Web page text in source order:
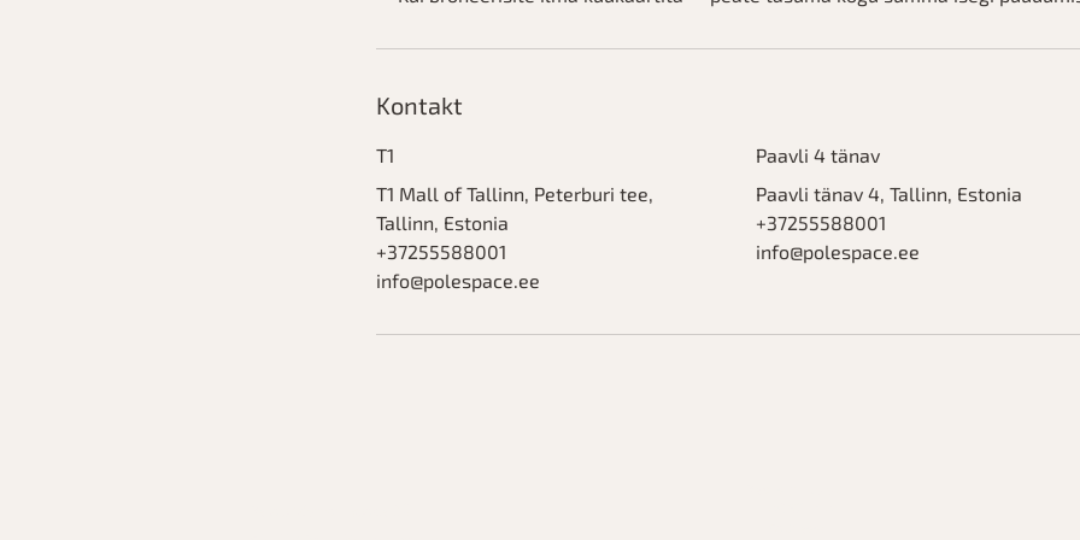
Kontakt
T1
T1 Mall of Tallinn, Peterburi tee,
Tallinn, Estonia
+37255588001
info@polespace.ee
Paavli 4 tänav
Paavli tänav 4, Tallinn, Estonia
+37255588001
info@polespace.ee